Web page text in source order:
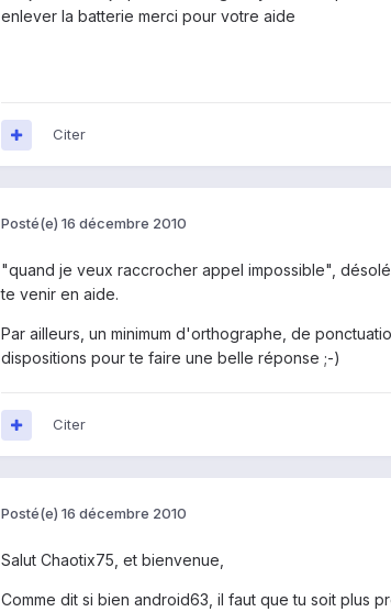
enlever la batterie merci pour votre aide
Citer
Posté(e) 16 décembre 2010
"quand je veux raccrocher appel impossible",
te venir en aide.
Par ailleurs, un minimum d'orthographe, de
dispositions pour te faire une belle réponse ;-)
Citer
Posté(e) 16 décembre 2010
Salut Chaotix75, et bienvenue,
Comme dit si bien android63, il faut que tu soit plus